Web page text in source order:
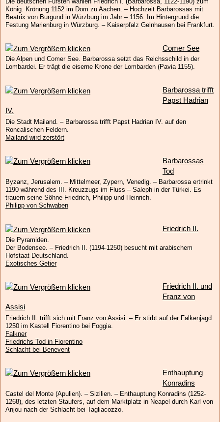
König. Krönung 1152 im Dom zu Aachen. – Hochzeit Barbarossas mit
Beatrix von Burgund in Würzburg im Jahr – 1156. Im Hintergrund die
Festung Marienburg in Würzburg. – Kaiserpfalz Gelnhausen bei Frankfurt.
Comer See
Die Alpen und Comer See. Barbarossa setzt das Reichsschild in der
Lombardei. Er trägt die eiserne Krone der Lombarden (Pavia 1155).
Barbarossa trifft
Papst Hadrian
IV.
Die Stadt Mailand. – Barbarossa trifft Papst Hadrian IV. auf den
Roncalischen Feldern.
Mailand wird zerstört
Barbarossas
Tod
Byzanz, Jerusalem. – Mittelmeer, Zypern, Venedig. – Barbarossa ertrinkt
1190 während des III. Kreuzzugs im Fluss – Saleph in der Türkei. Es
trauern seine Söhne Friedrich, Philipp und Heinrich.
Philipp von Schwaben
Friedrich II.
Die Pyramiden.
Der Bodensee. – Friedrich II. (1194-1250) besucht mit arabischem
Hofstaat Deutschland.
Exotisches Getier
Friedrich II. und
Franz von
Assisi
Friedrich II. trifft sich mit Franz von Assisi. – Er stirbt auf der Falkenjagd
1250 im Kastell Fiorentino bei Foggia.
Falkner
Friedrichs Tod in Fiorentino
Schlacht bei Benevent
Enthauptung
Konradins
Castel del Monte (Apulien). – Sizilien. – Enthauptung Konradins (1252-
1268), des letzten Staufers, auf dem Marktplatz in Neapel durch Karl von
Anjou nach der Schlacht bei Tagliacozzo.